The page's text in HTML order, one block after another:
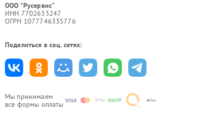
Мы принимаем
все формы оплаты
ООО "Русервис"
ИНН 7702633247
ОГРН 1077746335776
Поделиться в соц. сетях: